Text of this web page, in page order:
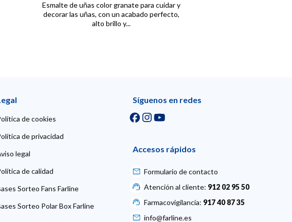
Esmalte de uñas color granate para cuidar y
decorar las uñas, con un acabado perfecto,
alto brillo y...
de cookies
de privacidad
legal
de calidad
Sorteo Fans Farline
Sorteo Polar Box Farline
Síguenos en redes
Accesos rápidos
Formulario de contacto
Atención al cliente: 912 02 95 50
Farmacovigilancia: 917 40 87 35
info@farline.es